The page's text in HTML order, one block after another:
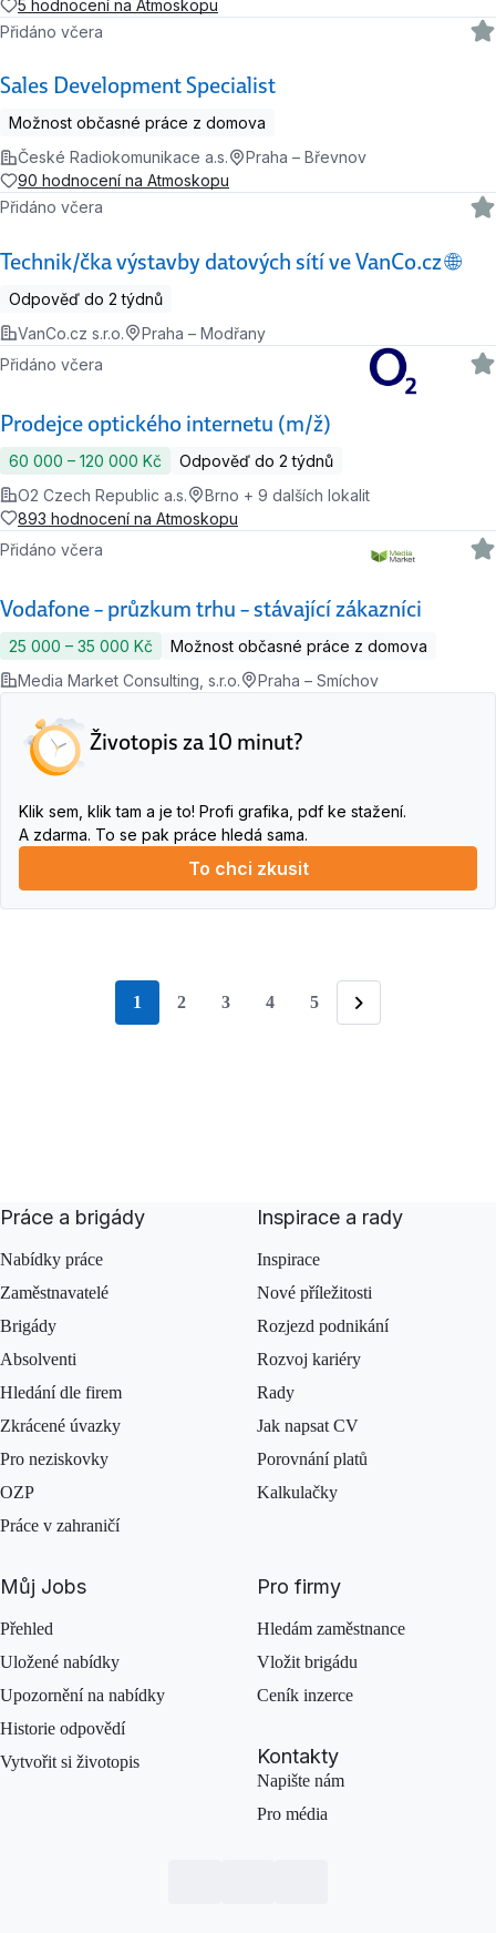
5 hodnocení na Atmoskopu
Sales Development Specialist
Přidáno včera
Možnost občasné práce z domova
České Radiokomunikace a.s.
Praha – Břevnov
90 hodnocení na Atmoskopu
Technik/čka výstavby datových sítí ve VanCo.cz 🌐
Přidáno včera
Odpověď do 2 týdnů
VanCo.cz s.r.o.
Praha – Modřany
Prodejce optického internetu (m/ž)
Přidáno včera
60 000 ‍–‍ 120 000 Kč
Odpověď do 2 týdnů
O2 Czech Republic a.s.
Brno + 9 dalších lokalit
893 hodnocení na Atmoskopu
Vodafone – průzkum trhu – stávající zákazníci
Přidáno včera
25 000 ‍–‍ 35 000 Kč
Možnost občasné práce z domova
Media Market Consulting, s.r.o.
Praha – Smíchov
Životopis za 10 minut?
Klik sem, klik tam a je to! Profi grafika, pdf ke stažení.
A zdarma. To se pak práce hledá sama.
To chci zkusit
stránka
1 2 3 4 5
Následující
Práce a brigády
Nabídky práce
Zaměstnavatelé
Brigády
Absolventi
Hledání dle firem
Zkrácené úvazky
Pro neziskovky
OZP
Práce v zahraničí
Inspirace a rady
Inspirace
Nové příležitosti
Rozjezd podnikání
Rozvoj kariéry
Rady
Jak napsat CV
Porovnání platů
Kalkulačky
Můj Jobs
Přehled
Uložené nabídky
Upozornění na nabídky
Historie odpovědí
Vytvořit si životopis
Pro firmy
Hledám zaměstnance
Vložit brigádu
Ceník inzerce
Kontakty
Napište nám
Pro média